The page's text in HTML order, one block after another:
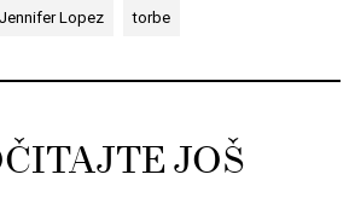
Jennifer Lopez torbe
JOŠ